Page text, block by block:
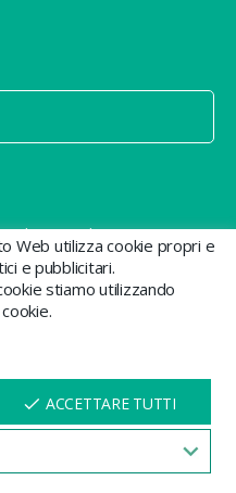
e ricevo
GB The Green Brand
Web utilizza cookie propri e
e pubblicitari.
stiamo utilizzando
ACCETTARE TUTTI
SITO
E QUI
SCONTO